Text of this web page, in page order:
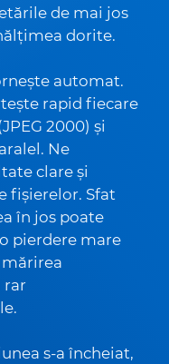
de mai jos
dorite.
automat.
rapid fiecare
2000) și
Ne
clare și
fișierelor. Sfat
în jos poate
pierdere mare
rar
s-a încheiat,